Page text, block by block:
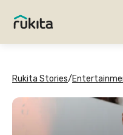
Rukita Stories/